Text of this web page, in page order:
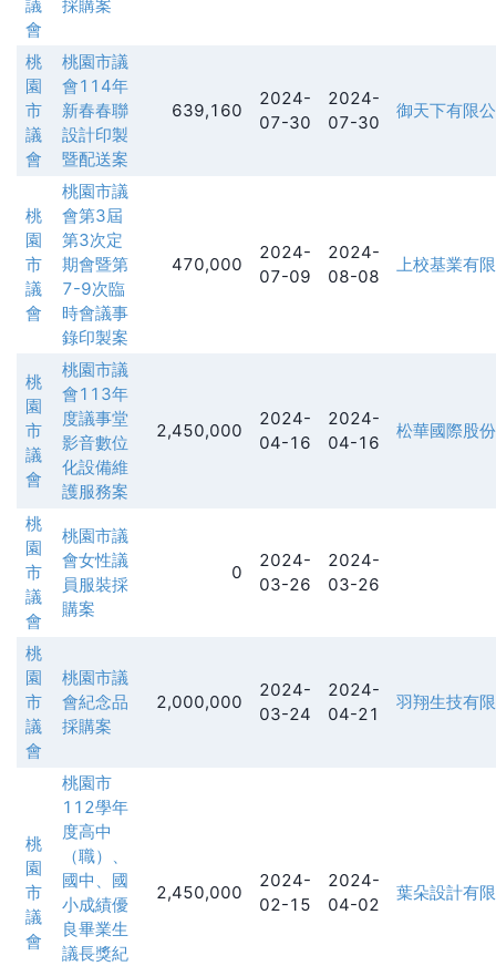
議
會
採購案
桃
園
市
議
會
桃園市議
會114年
新春春聯
設計印製
暨配送案
639,160
2024-
07-30
2024-
07-30
御天下有限
桃
園
市
議
會
桃園市議
會第3屆
第3次定
期會暨第
7-9次臨
時會議事
錄印製案
470,000
2024-
07-09
2024-
08-08
上校基業有
桃
園
市
議
會
桃園市議
會113年
度議事堂
影音數位
化設備維
護服務案
2,450,000
2024-
04-16
2024-
04-16
松華國際股
桃
園
市
議
會
桃園市議
會女性議
員服裝採
購案
0
2024-
03-26
2024-
03-26
桃
園
市
議
會
桃園市議
會紀念品
採購案
2,000,000
2024-
03-24
2024-
04-21
羽翔生技有
桃
園
市
議
會
桃園市
112學年
度高中
（職）、
國中、國
小成績優
良畢業生
議長獎紀
2,450,000
2024-
02-15
2024-
04-02
葉朵設計有